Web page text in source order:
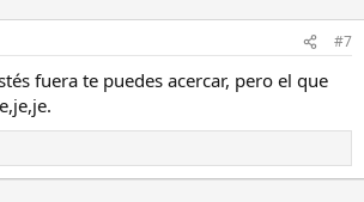
#7
fuera te puedes acercar, pero el que